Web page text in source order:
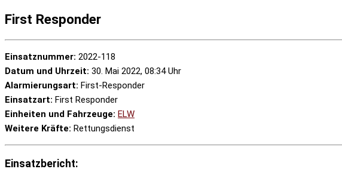
First Responder
Einsatznummer: 2022-118
Datum und Uhrzeit: 30. Mai 2022, 08:34 Uhr
Alarmierungsart: First-Responder
Einsatzart: First Responder
Einheiten und Fahrzeuge: ELW
Weitere Kräfte: Rettungsdienst
Einsatzbericht: